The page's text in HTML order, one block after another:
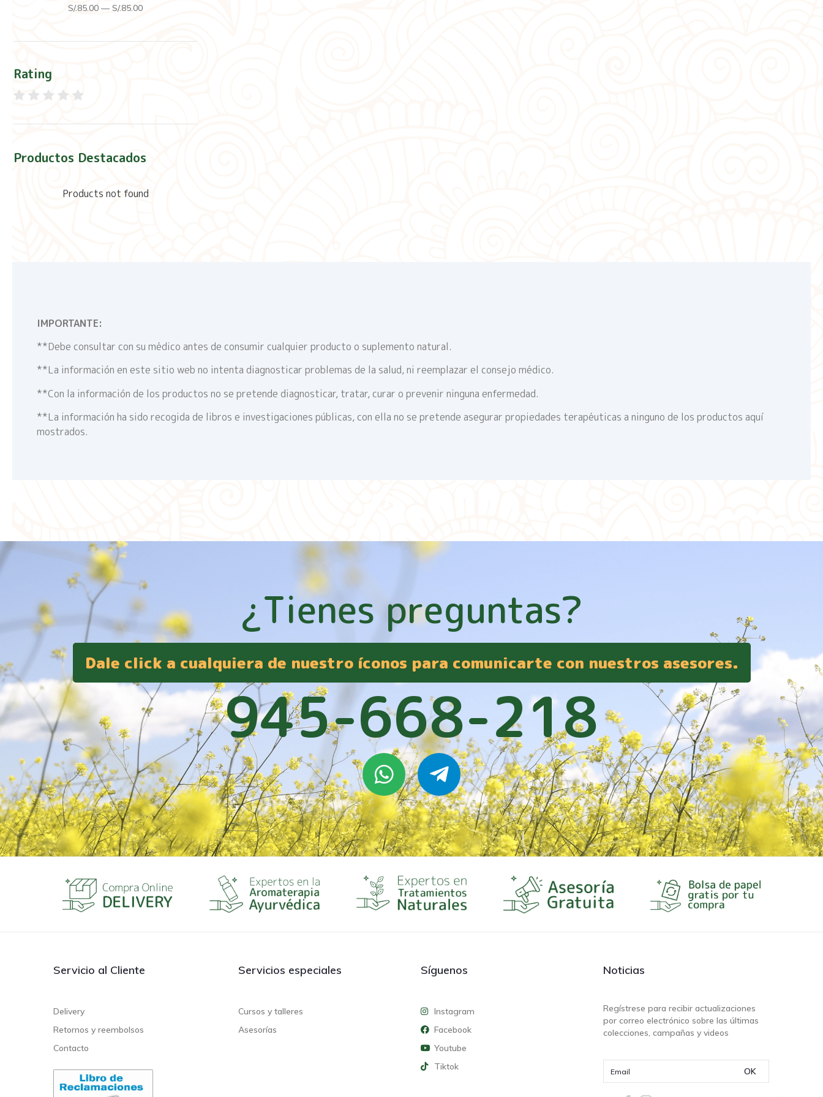
S/.85.00 —S/.85.00
Rating
Productos Destacados
Products not found
IMPORTANTE:
**Debe consultar con su médico antes de consumir cualquier producto o suplemento natural.
**La información en este sitio web no intenta diagnosticar problemas de la salud, ni reemplazar el consejo médico.
**Con la información de los productos no se pretende diagnosticar, tratar, curar o prevenir ninguna enfermedad.
**La información ha sido recogida de libros e investigaciones públicas, con ella no se pretende asegurar propiedades terapéuticas a ninguno de los productos aquí
mostrados.
¿Tienes preguntas?
Dale click a cualquiera de nuestro íconos para comunicarte con nuestros asesores.
945-668-218
Servicio al Cliente
Delivery
Retornos y reembolsos
Contacto
Servicios especiales
Cursos y talleres
Asesorías
Síguenos
Instagram
Facebook
Youtube
Tiktok
Noticias
Regístrese para recibir actualizaciones
por correo electrónico sobre las últimas
colecciones, campañas y videos
OK